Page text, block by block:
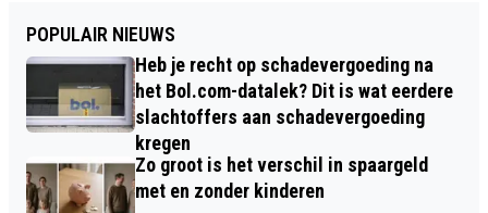
POPULAIR NIEUWS
Heb je recht op schadevergoeding na
het Bol.com-datalek? Dit is wat eerdere
slachtoffers aan schadevergoeding
kregen
Zo groot is het verschil in spaargeld
met en zonder kinderen